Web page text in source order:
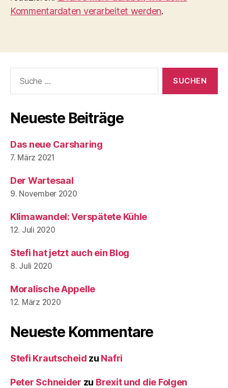
Kommentardaten verarbeitet werden.
nach:
Neueste Beiträge
Das neue Carsharing
7. März 2021
Der Wartesaal
9. November 2020
Klimawandel: Verspätete Kühle
12. Juli 2020
Stefi hat jetzt auch ein Blog
8. Juli 2020
Moralische Appelle
12. März 2020
Neueste Kommentare
Stefi Krautscheid zu Nafri
Peter Schneider zu Brexit und die Folgen